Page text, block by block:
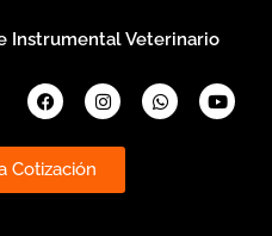
Instrumental Veterinario
FacebookInstagramWhatsapp
Cotización